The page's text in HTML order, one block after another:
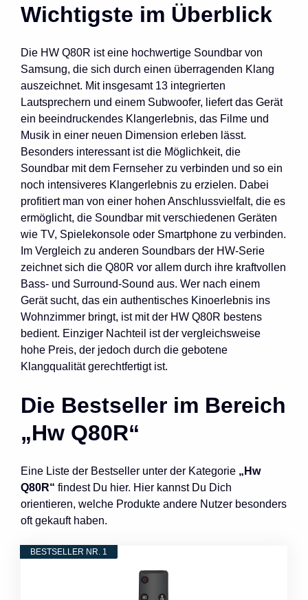
Wichtigste im Überblick
Die HW Q80R ist eine hochwertige Soundbar von
Samsung, die sich durch einen überragenden Klang
auszeichnet. Mit insgesamt 13 integrierten
Lautsprechern und einem Subwoofer, liefert das Gerät
ein beeindruckendes Klangerlebnis, das Filme und
Musik in einer neuen Dimension erleben lässt.
Besonders interessant ist die Möglichkeit, die
Soundbar mit dem Fernseher zu verbinden und so ein
noch intensiveres Klangerlebnis zu erzielen. Dabei
profitiert man von einer hohen Anschlussvielfalt, die es
ermöglicht, die Soundbar mit verschiedenen Geräten
wie TV, Spielekonsole oder Smartphone zu verbinden.
Im Vergleich zu anderen Soundbars der HW-Serie
zeichnet sich die Q80R vor allem durch ihre kraftvollen
Bass- und Surround-Sound aus. Wer nach einem
Gerät sucht, das ein authentisches Kinoerlebnis ins
Wohnzimmer bringt, ist mit der HW Q80R bestens
bedient. Einziger Nachteil ist der vergleichsweise
hohe Preis, der jedoch durch die gebotene
Klangqualität gerechtfertigt ist.
Die Bestseller im Bereich
„Hw Q80R“
Eine Liste der Bestseller unter der Kategorie „Hw
Q80R“ findest Du hier. Hier kannst Du Dich
orientieren, welche Produkte andere Nutzer besonders
oft gekauft haben.
BESTSELLER NR. 1